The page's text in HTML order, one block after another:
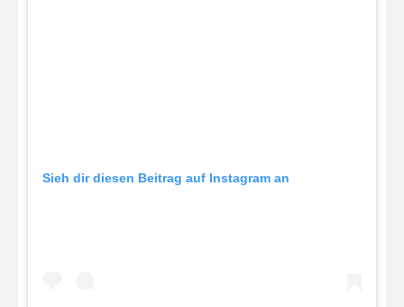
Sieh dir diesen Beitrag auf Instagram an